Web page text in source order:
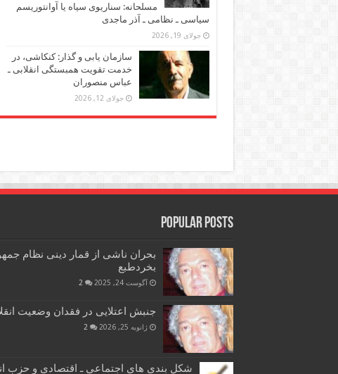
مسلحانه: سناریوی سیاه یا آوانتوریسم
سیاسی ـ نظامی ـ آذر ماجدی
جولای 19, 2026
سازمان یابی و گذار: کنکاشی، در
خدمت تقویت همبستگی انقلابی ـ
عباس منصوران
جولای 12, 2026
Popular Posts
بحران ناشی از قمار دینی نظام
بخردطبع
آگوست 24, 2025 2
جنبش اعتلایی در فقدان وضعیت
ژانویه 25, 2026 2
شکل بندی های اجتماعی ـ اقتصادی و حزب